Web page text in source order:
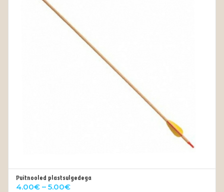
Puitnooled plastsulgedega
4.00€ – 5.00€Price